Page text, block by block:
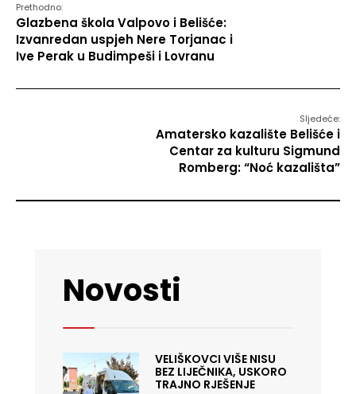
Prethodno:
Glazbena škola Valpovo i Belišće:
Izvanredan uspjeh Nere Torjanac i
Ive Perak u Budimpeši i Lovranu
Sljedeće:
Amatersko kazalište Belišće i
Centar za kulturu Sigmund
Romberg: “Noć kazališta”
Novosti
VELIŠKOVCI VIŠE NISU
BEZ LIJEČNIKA, USKORO
TRAJNO RJEŠENJE